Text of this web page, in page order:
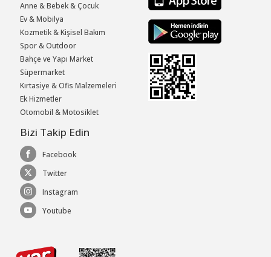
Anne & Bebek & Çocuk
Ev & Mobilya
Kozmetik & Kişisel Bakım
Spor & Outdoor
Bahçe ve Yapı Market
Süpermarket
Kırtasiye & Ofis Malzemeleri
Ek Hizmetler
Otomobil & Motosiklet
Bizi Takip Edin
Facebook
Twitter
Instagram
Youtube